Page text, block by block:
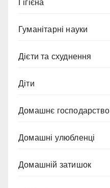
Гігієна
Гуманітарні науки
Дієти та схуднення
Діти
Домашнє господарство
Домашні улюбленці
Домашній затишок